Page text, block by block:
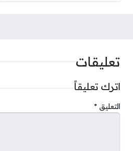
تعليقات
اترك تعليقاً
التعليق *